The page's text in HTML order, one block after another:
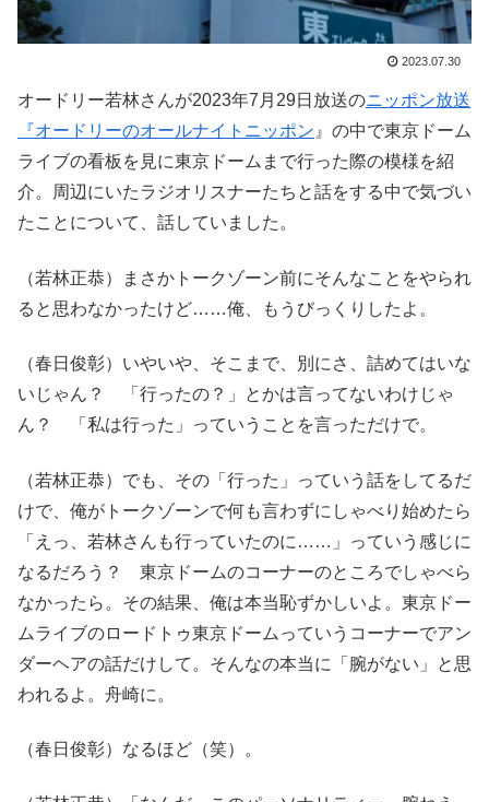
2023.07.30
オードリー若林さんが2023年7月29日放送のニッポン放送
『オードリーのオールナイトニッポン』の中で東京ドーム
ライブの看板を見に東京ドームまで行った際の模様を紹
介。周辺にいたラジオリスナーたちと話をする中で気づい
たことについて、話していました。
（若林正恭）まさかトークゾーン前にそんなことをやられ
ると思わなかったけど……俺、もうびっくりしたよ。
（春日俊彰）いやいや、そこまで、別にさ、詰めてはいな
いじゃん？ 「行ったの？」とかは言ってないわけじゃ
ん？ 「私は行った」っていうことを言っただけで。
（若林正恭）でも、その「行った」っていう話をしてるだ
けで、俺がトークゾーンで何も言わずにしゃべり始めたら
「えっ、若林さんも行っていたのに……」っていう感じに
なるだろう？ 東京ドームのコーナーのところでしゃべら
なかったら。その結果、俺は本当恥ずかしいよ。東京ドー
ムライブのロードトゥ東京ドームっていうコーナーでアン
ダーヘアの話だけして。そんなの本当に「腕がない」と思
われるよ。舟崎に。
（春日俊彰）なるほど（笑）。